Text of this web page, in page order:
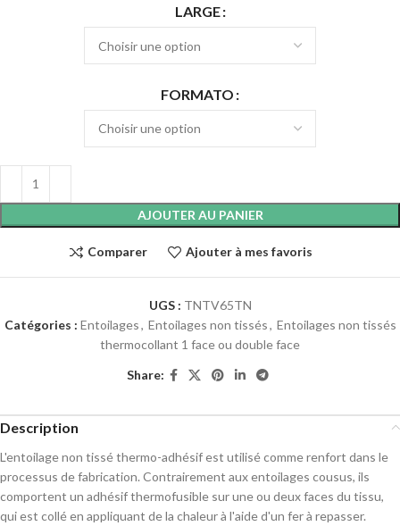
LARGE
FORMATO
AJOUTER AU PANIER
Comparer Ajouter à mes favoris
UGS : TNTV65TN
Catégories : Entoilages, Entoilages non tissés, Entoilages non tissés
thermocollant 1 face ou double face
Share:
Description
L'entoilage non tissé thermo-adhésif est utilisé comme renfort dans le
processus de fabrication. Contrairement aux entoilages cousus, ils
comportent un adhésif thermofusible sur une ou deux faces du tissu,
qui est collé en appliquant de la chaleur à l'aide d'un fer à repasser.